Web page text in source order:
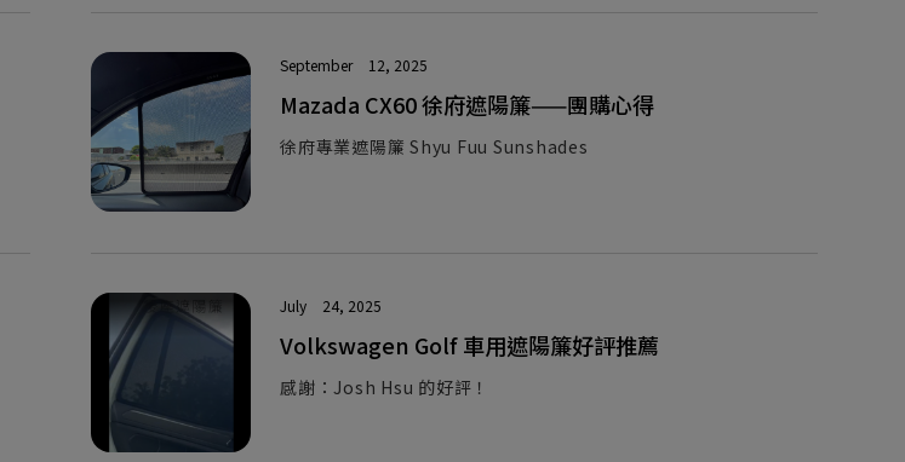
September 12, 2025
Mazada CX60 徐府遮陽簾——團購心得
徐府專業遮陽簾 Shyu Fuu Sunshades
July 24, 2025
Volkswagen Golf 車用遮陽簾好評推薦
感謝：Josh Hsu 的好評！